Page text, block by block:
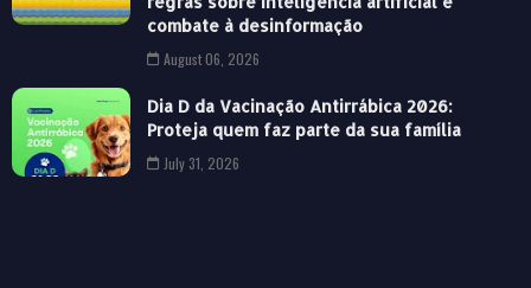
combate à desinformação
August 06, 2026
Dia D da Vacinação Antirrábica 2026:
Proteja quem faz parte da sua família
July 31, 2026